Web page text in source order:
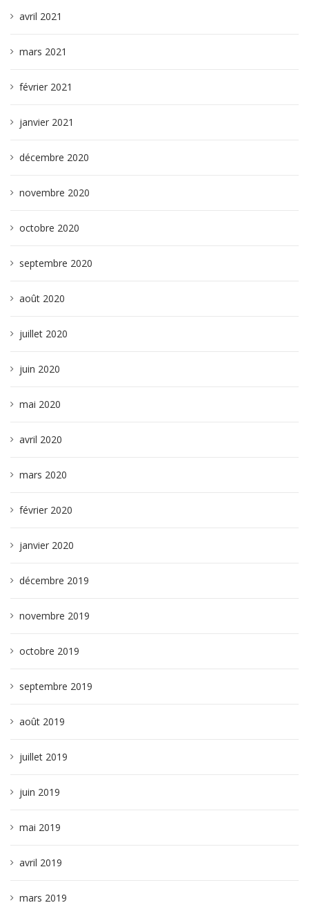
avril 2021
mars 2021
février 2021
janvier 2021
décembre 2020
novembre 2020
octobre 2020
septembre 2020
août 2020
juillet 2020
juin 2020
mai 2020
avril 2020
mars 2020
février 2020
janvier 2020
décembre 2019
novembre 2019
octobre 2019
septembre 2019
août 2019
juillet 2019
juin 2019
mai 2019
avril 2019
mars 2019